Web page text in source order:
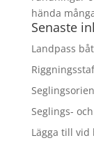
hända
Senaste
Landpass
Seglings-
Lägga till vid